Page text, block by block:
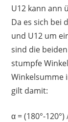
U12 kann ann
Da es sich bei
und U12 um
sind die
stumpfe
Winkelsumme
gilt damit:
α = (180°-120°)